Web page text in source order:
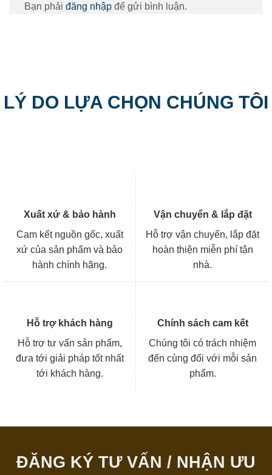
Bạn phải đăng nhập để gửi bình luận.
LÝ DO LỰA CHỌN CHÚNG TÔI
Xuất xứ & bảo hành
Cam kết nguồn gốc, xuất
xứ của sản phẩm và bảo
hành chính hãng.
Vận chuyển & lắp đặt
Hỗ trợ vận chuyển, lắp đặt
hoàn thiện miễn phí tận
nhà.
Hỗ trợ khách hàng
Hỗ trợ tư vấn sản phẩm,
đưa tới giải pháp tốt nhất
tới khách hàng.
Chính sách cam kết
Chúng tôi có trách nhiệm
đến cùng đối với mỗi sản
phẩm.
ĐĂNG KÝ TƯ VẤN / NHẬN ƯU